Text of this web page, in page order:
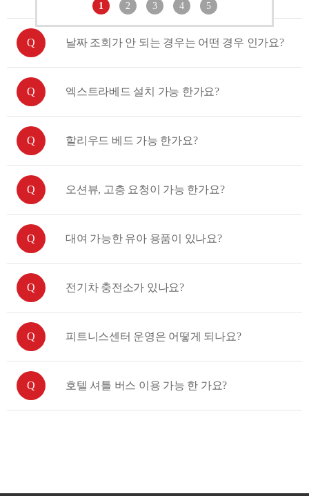
날짜 조회가 안 되는 경우는 어떤 경우 인가요?
엑스트라베드 설치 가능 한가요?
할리우드 베드 가능 한가요?
오션뷰, 고층 요청이 가능 한가요?
대여 가능한 유아 용품이 있나요?
전기차 충전소가 있나요?
피트니스센터 운영은 어떻게 되나요?
호텔 셔틀 버스 이용 가능 한 가요?
1 2 3 4 5